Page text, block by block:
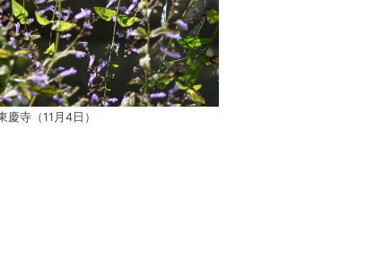
慶寺（11月4日）